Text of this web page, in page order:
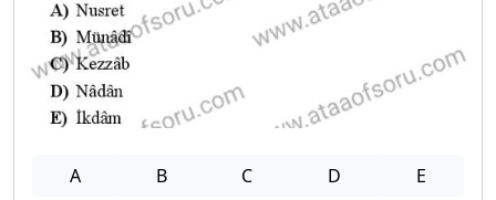
A B C D E